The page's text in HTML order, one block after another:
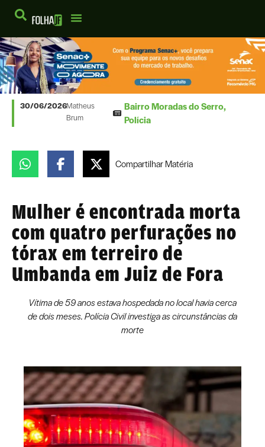
30/06/2026Matheus
Brum
Bairro Moradas do Serro,
Polícia
CompartilharMatéria
Mulher é encontrada morta
com quatro perfurações no
tórax em terreiro de
Umbanda em Juiz de Fora
Vítima de 59 anos estava hospedada no local havia cerca
de dois meses. Polícia Civil investiga as circunstâncias da
morte